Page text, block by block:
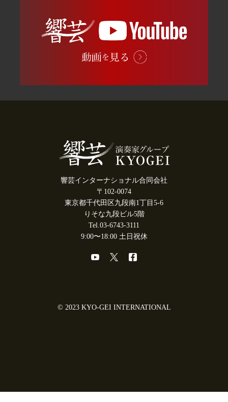
響芸インターナショナル合同会社
〒102-0074
東京都千代田区九段南1丁目5-6
りそな九段ビル5階
Tel.03-6743-3111
9:00〜18:00 土日祝休
© 2023 KYO-GEI INTERNATIONAL